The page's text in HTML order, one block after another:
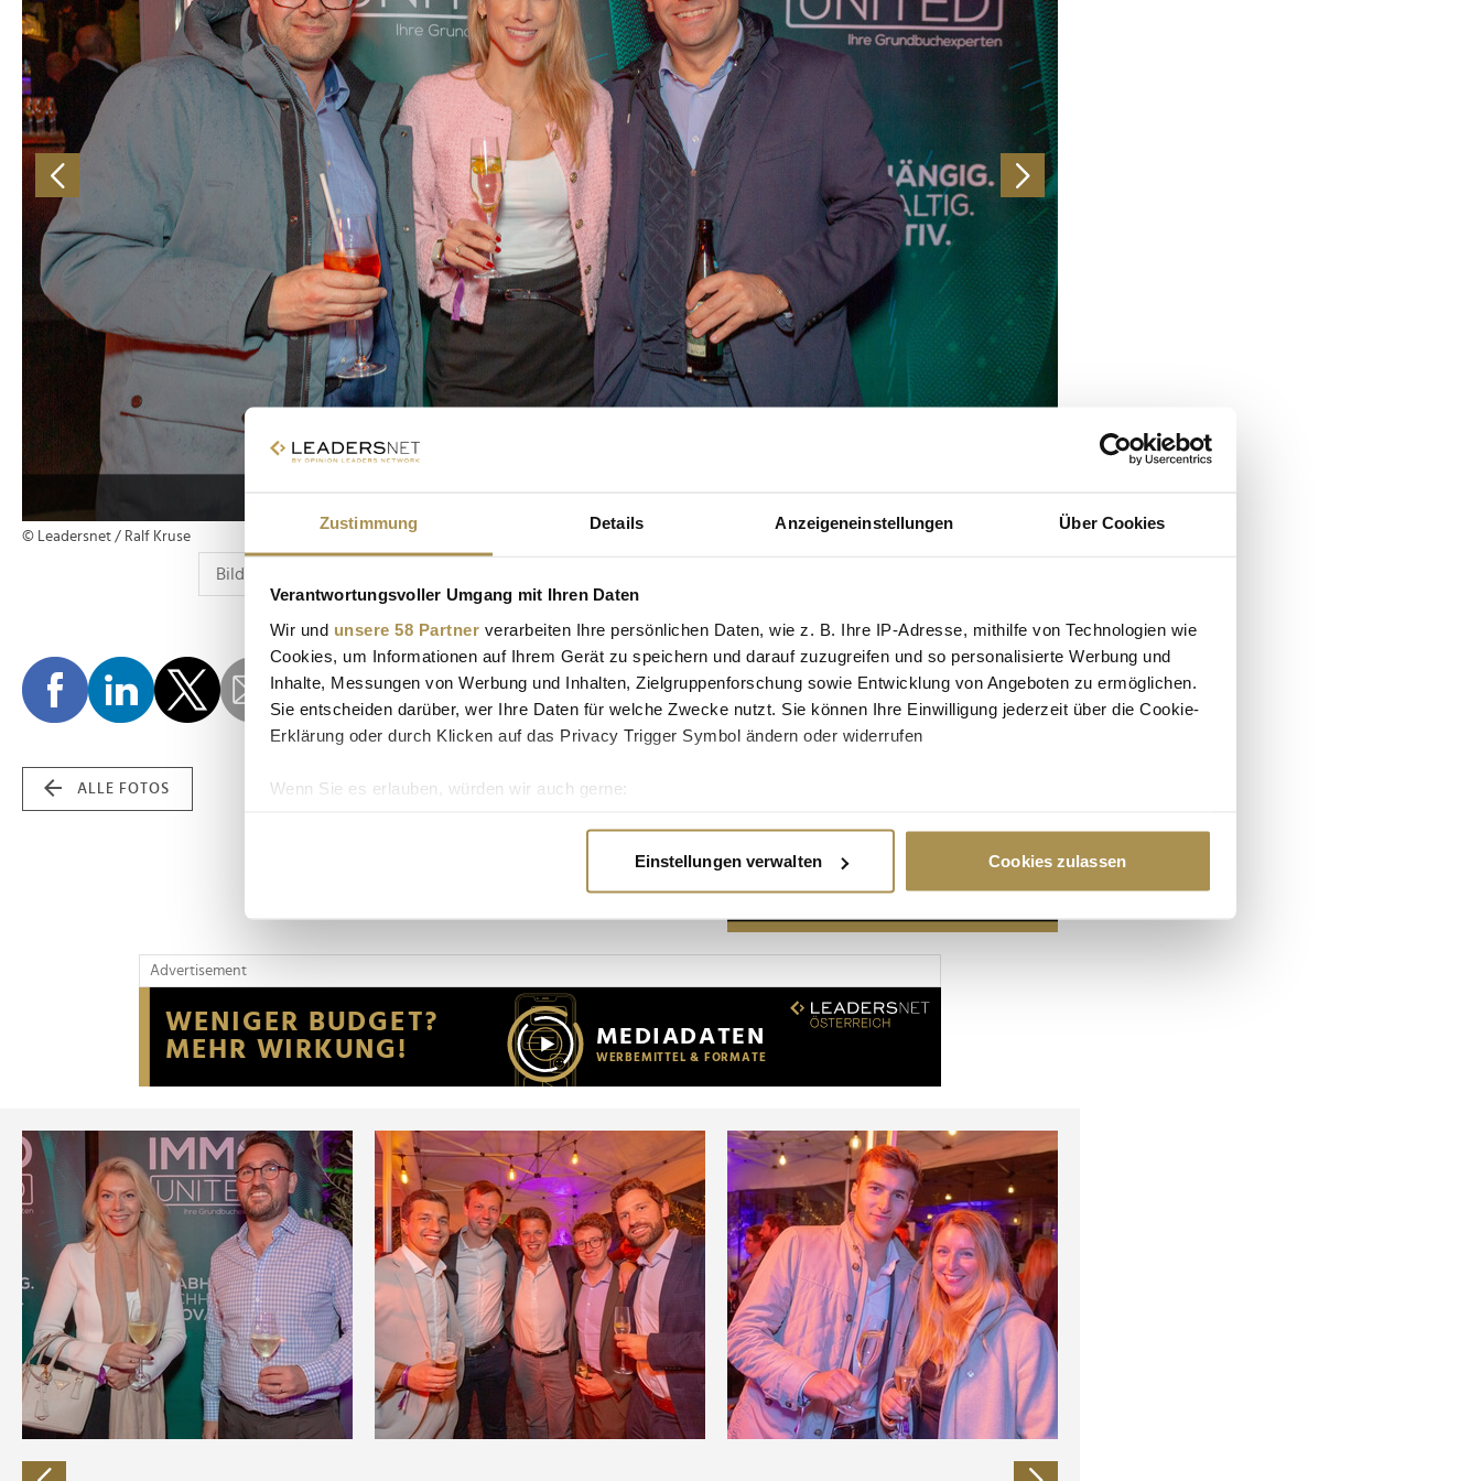
Zustimmung Details Anzeigeneinstellungen Über Cookies
Verantwortungsvoller Umgang mit Ihren Daten
Wir und unsere 58 Partner verarbeiten Ihre persönlichen Daten, wie z. B. Ihre IP-Adresse, mithilfe von Technologien wie
Cookies, um Informationen auf Ihrem Gerät zu speichern und darauf zuzugreifen und so personalisierte Werbung und
Inhalte, Messungen von Werbung und Inhalten, Zielgruppenforschung sowie Entwicklung von Angeboten zu ermöglichen.
Sie entscheiden darüber, wer Ihre Daten für welche Zwecke nutzt. Sie können Ihre Einwilligung jederzeit über die Cookie-
Erklärung oder durch Klicken auf das Privacy Trigger Symbol ändern oder widerrufen
Wenn Sie es erlauben, würden wir auch gerne:
Erfahren Sie mehr darüber, wie Ihre persönlichen Daten verarbeitet werden, und legen Sie Ihre Präferenzen im
Wir verwenden Cookies, um Inhalte und Anzeigen zu personalisieren, Funktionen für soziale Medien anbieten zu können
Website an unsere Partner für soziale Medien, Werbung und Analysen weiter. Unsere Partner führen diese Informationen
möglicherweise mit weiteren Daten zusammen, die Sie ihnen bereitgestellt haben oder die sie im Rahmen Ihrer Nutzung
der Dienste gesammelt haben.
Einstellungen verwalten Cookies zulassen
© Leadersnet / Ralf Kruse
ALLE FOTOS
Advertisement
Advertisement